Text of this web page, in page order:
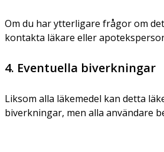
Om du har ytterligare frågor om
kontakta läkare eller
4. Eventuella biverkningar
Liksom alla läkemedel kan detta
biverkningar, men alla användare